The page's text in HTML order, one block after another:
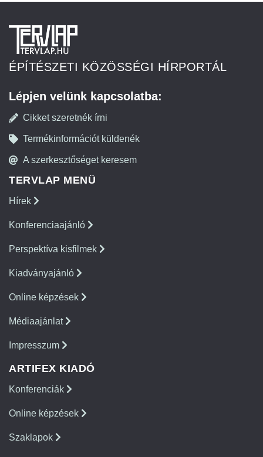
ÉPÍTÉSZETI KÖZÖSSÉGI HÍRPORTÁL
Lépjen velünk kapcsolatba:
Cikket szeretnék írni
Termékinformációt küldenék
A szerkesztőséget keresem
TERVLAP MENÜ
Hírek
Konferenciaajánló
Perspektíva kisfilmek
Kiadványajánló
Online képzések
Médiaajánlat
Impresszum
ARTIFEX KIADÓ
Konferenciák
Online képzések
Szaklapok